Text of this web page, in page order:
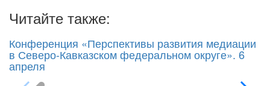
Читайте также:
Конференция «Перспективы развития медиации
в Северо-Кавказском федеральном округе». 6
апреля